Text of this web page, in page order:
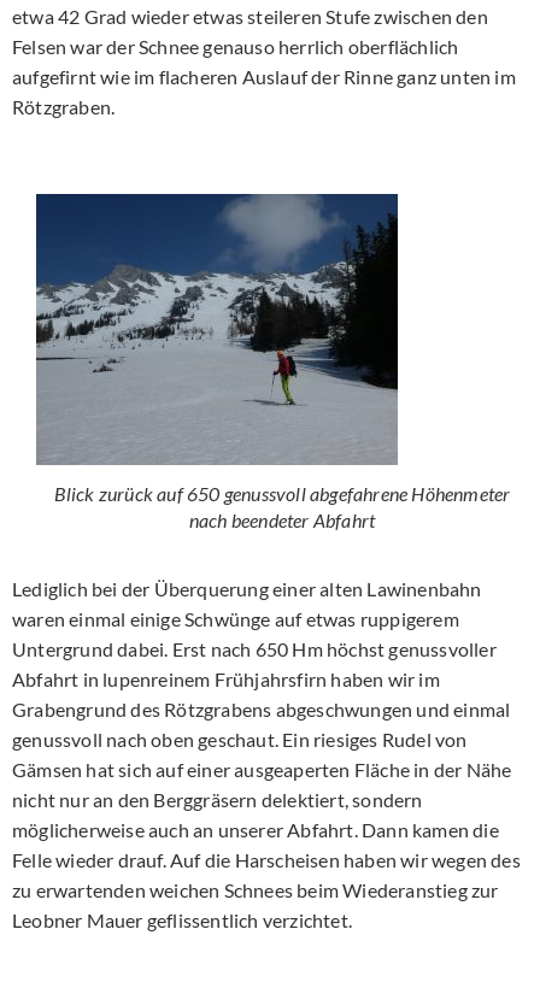
etwa 42 Grad wieder etwas steileren Stufe zwischen den
Felsen war der Schnee genauso herrlich oberflächlich
aufgefirnt wie im flacheren Auslauf der Rinne ganz unten im
Rötzgraben.
Blick zurück auf 650 genussvoll abgefahrene Höhenmeter
nach beendeter Abfahrt
Lediglich bei der Überquerung einer alten Lawinenbahn
waren einmal einige Schwünge auf etwas ruppigerem
Untergrund dabei. Erst nach 650 Hm höchst genussvoller
Abfahrt in lupenreinem Frühjahrsfirn haben wir im
Grabengrund des Rötzgrabens abgeschwungen und einmal
genussvoll nach oben geschaut. Ein riesiges Rudel von
Gämsen hat sich auf einer ausgeaperten Fläche in der Nähe
nicht nur an den Berggräsern delektiert, sondern
möglicherweise auch an unserer Abfahrt. Dann kamen die
Felle wieder drauf. Auf die Harscheisen haben wir wegen des
zu erwartenden weichen Schnees beim Wiederanstieg zur
Leobner Mauer geflissentlich verzichtet.